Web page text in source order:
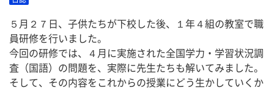
５月２７日、子供たちが下校した後、１年４組の教室で職
員研修を行いました。
今回の研修では、４月に実施された全国学力・学習状況調
査（国語）の問題を、実際に先生たちも解いてみました。
そして、その内容をこれからの授業にどう生かしていくか